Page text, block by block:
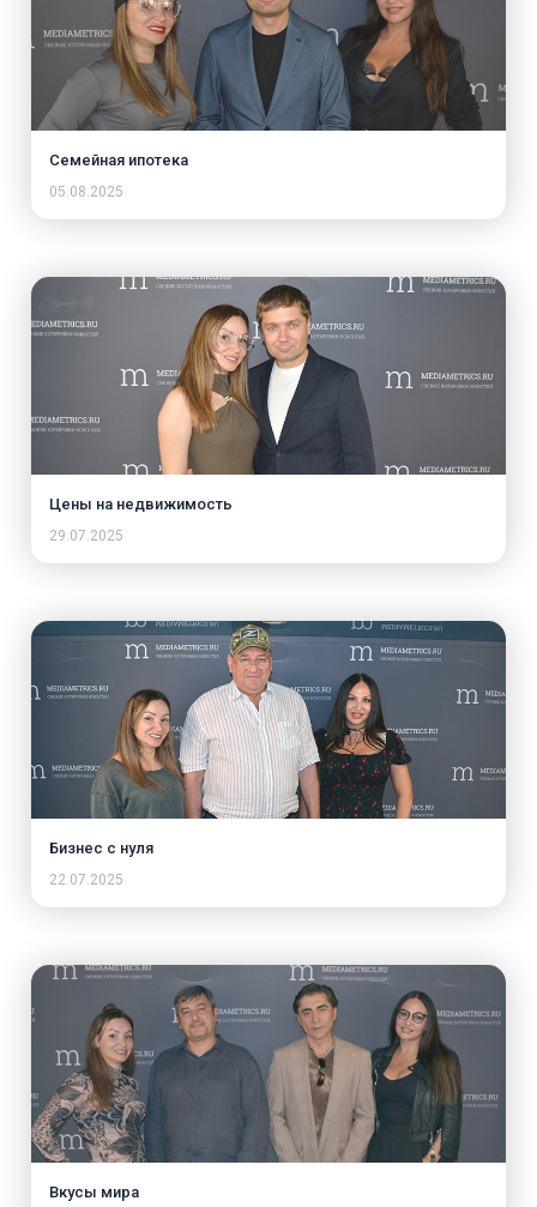
Семейная ипотека
05.08.2025
Цены на недвижимость
29.07.2025
Бизнес с нуля
22.07.2025
Вкусы мира